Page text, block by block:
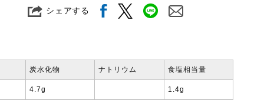
シェアする
炭水化物
4.7g
ナトリウム 食塩相当量
1.4g